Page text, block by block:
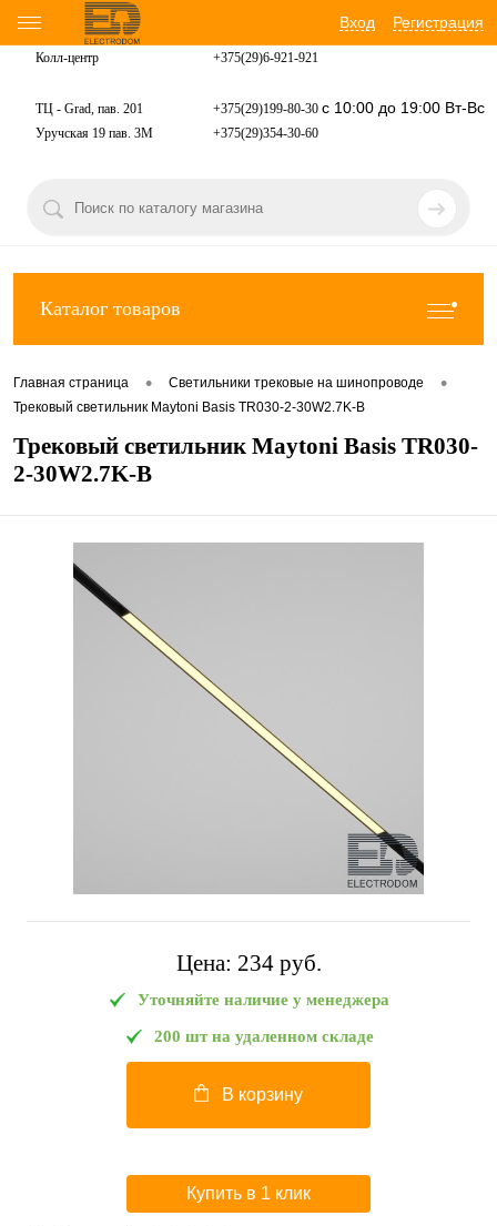
Вход Регистрация
Колл-центр +375(29)6-921-921
ТЦ - Grad, пав. 201 +375(29)199-80-30 с 10:00 до 19:00 Вт-Вс
Уручская 19 пав. 3М +375(29)354-30-60
Каталог товаров
Главная страница • Светильники трековые на шинопроводе •
Трековый светильник Maytoni Basis TR030-2-30W2.7K-B
Трековый светильник Maytoni Basis TR030-
2-30W2.7K-B
Цена: 234 pуб.
Уточняйте наличие у менеджера
200 шт на удаленном складе
В корзину
Купить в 1 клик